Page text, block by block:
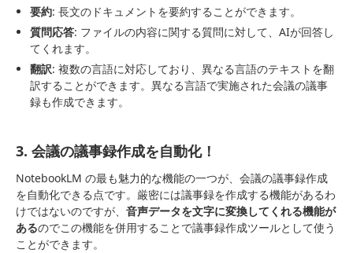
要約: 長文のドキュメントを要約することができます。
質問応答: ファイルの内容に関する質問に対して、AIが回答し
てくれます。
翻訳: 複数の言語に対応しており、異なる言語のテキストを翻
訳することができます。異なる言語で実施された会議の議事
録も作成できます。
3. 会議の議事録作成を自動化！
NotebookLM の最も魅力的な機能の一つが、会議の議事録作成
を自動化できる点です。厳密には議事録を作成する機能があるわ
けではないのですが、 音声データを文字に変換してくれる機能が
あるのでこの機能を併用することで議事録作成ツールとして使う
ことができます。